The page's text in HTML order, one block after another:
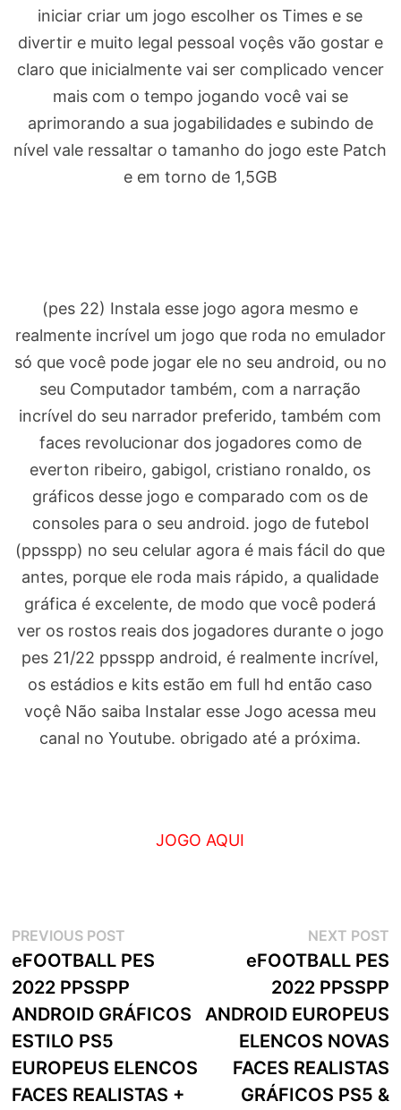
iniciar criar um jogo escolher os Times e se
divertir e muito legal pessoal voçês vão gostar e
claro que inicialmente vai ser complicado vencer
mais com o tempo jogando você vai se
aprimorando a sua jogabilidades e subindo de
nível vale ressaltar o tamanho do jogo este Patch
e em torno de 1,5GB
(pes 22) Instala esse jogo agora mesmo e
realmente incrível um jogo que roda no emulador
só que você pode jogar ele no seu android, ou no
seu Computador também, com a narração
incrível do seu narrador preferido, também com
faces revolucionar dos jogadores como de
everton ribeiro, gabigol, cristiano ronaldo, os
gráficos desse jogo e comparado com os de
consoles para o seu android. jogo de futebol
(ppsspp) no seu celular agora é mais fácil do que
antes, porque ele roda mais rápido, a qualidade
gráfica é excelente, de modo que você poderá
ver os rostos reais dos jogadores durante o jogo
pes 21/22 ppsspp android, é realmente incrível,
os estádios e kits estão em full hd então caso
voçê Não saiba Instalar esse Jogo acessa meu
canal no Youtube. obrigado até a próxima.
JOGO AQUI
Navegação
de
artigos
PREVIOUS POSTPrevious
post:
eFOOTBALL PES
2022 PPSSPP
ANDROID GRÁFICOS
ESTILO PS5
EUROPEUS ELENCOS
FACES REALISTAS +
NEXT POST
eFOOTBALL PES
2022 PPSSPP
ANDROID EUROPEUS
ELENCOS NOVAS
FACES REALISTAS
GRÁFICOS PS5 &